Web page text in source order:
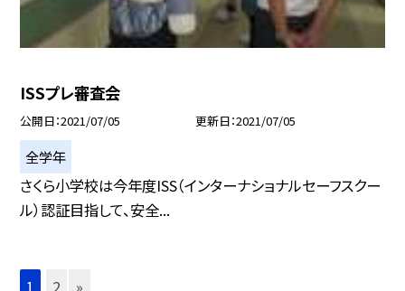
ISSプレ審査会
公開日 2021/07/05 更新日 2021/07/05
全学年
さくら小学校は今年度ISS（インターナショナルセーフスクー
ル）認証目指して、安全...
1 2 »